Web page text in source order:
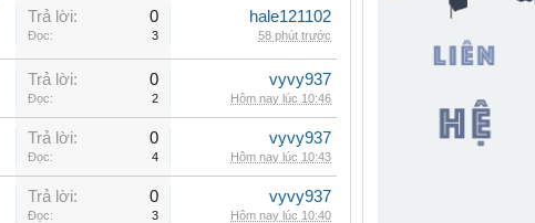
Trả lời: 0
Đọc: 3
hale121102
58 phút trước
Trả lời: 0
Đọc: 2
vyvy937
Hôm nay lúc 10:46
Trả lời: 0
Đọc: 4
vyvy937
Hôm nay lúc 10:43
Trả lời: 0
Đọc: 3
vyvy937
Hôm nay lúc 10:40